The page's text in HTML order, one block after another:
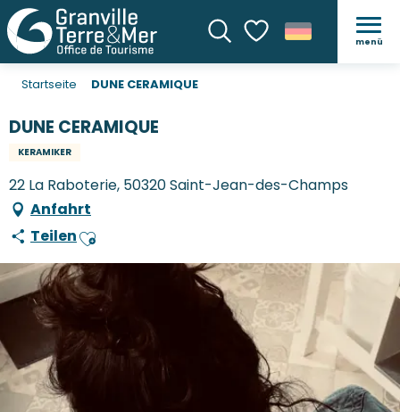
SucheVoir les favoris
menü
Startseite DUNE CERAMIQUE
DUNE CERAMIQUE
KERAMIKER
22 La Raboterie, 50320 Saint-Jean-des-Champs
Anfahrt
TeilenAjouter aux favoris